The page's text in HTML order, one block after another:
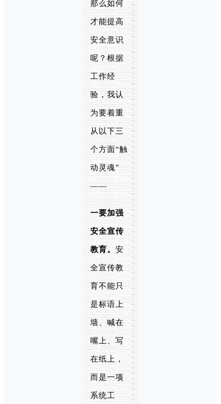
那么如何
才能提高
安全意识
呢？根据
工作经
验，我认
为要着重
从以下三
个方面“触
动灵魂”
——
一要加强
安全宣传
教育。 安
全宣传教
育不能只
是标语上
墙、喊在
嘴上、写
在纸上，
而是一项
系统工